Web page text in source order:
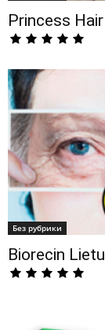
Princess
Без рубрики
Biorecin